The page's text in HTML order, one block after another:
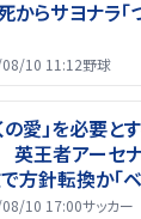
からサヨナラ
10 11:12野球
の愛」を必要
英王者アーセ
方針転換か「
ている」
10 17:00サッカー